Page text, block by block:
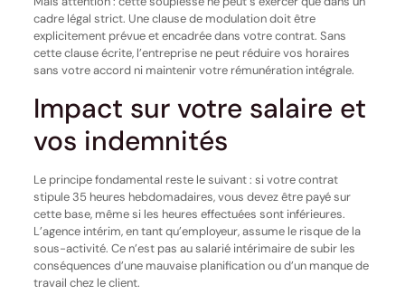
cadre légal strict. Une clause de modulation doit être
explicitement prévue et encadrée dans votre contrat. Sans
cette clause écrite, l’entreprise ne peut réduire vos horaires
sans votre accord ni maintenir votre rémunération intégrale.
Impact sur votre salaire et
vos indemnités
Le principe fondamental reste le suivant : si votre contrat
stipule 35 heures hebdomadaires, vous devez être payé sur
cette base, même si les heures effectuées sont inférieures.
L’agence intérim, en tant qu’employeur, assume le risque de la
sous-activité. Ce n’est pas au salarié intérimaire de subir les
conséquences d’une mauvaise planification ou d’un manque de
travail chez le client.